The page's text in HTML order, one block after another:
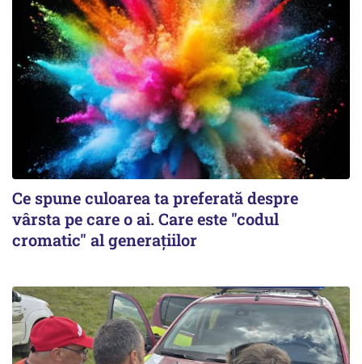
Ce spune culoarea ta preferată despre
vârsta pe care o ai. Care este "codul
cromatic" al generațiilor